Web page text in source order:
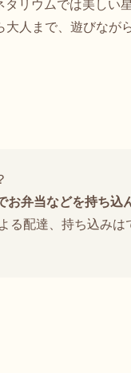
リウムでは美しい
人まで、遊びなが
お弁当などを持ち込
る配達、持ち込みは